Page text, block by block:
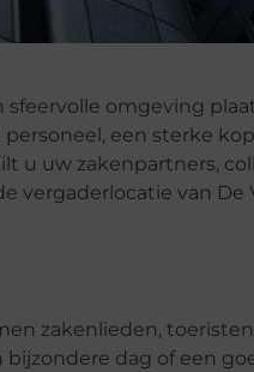
omgeving
een sterke
u uw zakenpartners,
vergaderlocatie van De
zakenlieden,
dag of een